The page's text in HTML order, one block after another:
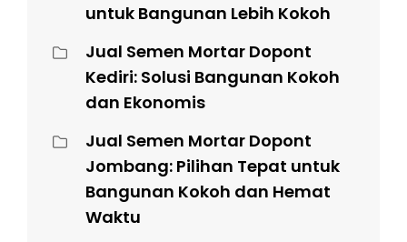
untuk Bangunan Lebih Kokoh
Jual Semen Mortar Dopont
Kediri: Solusi Bangunan Kokoh
dan Ekonomis
Jual Semen Mortar Dopont
Jombang: Pilihan Tepat untuk
Bangunan Kokoh dan Hemat
Waktu